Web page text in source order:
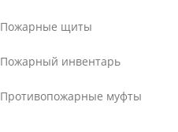
Пожарные щиты
Пожарный инвентарь
Противопожарные муфты